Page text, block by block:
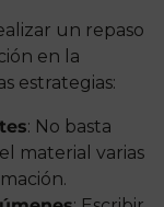
un repaso
en la
estrategias:
: No basta
material varias